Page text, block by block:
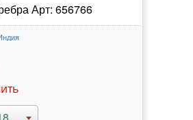
Арт: 656766